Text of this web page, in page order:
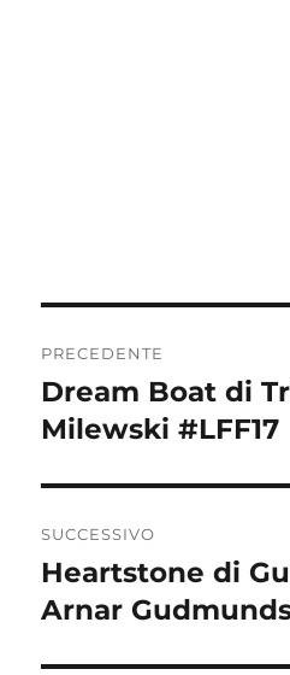
articoli
PRECEDENTE
Articolo
precedente:
Dream Boat di
Milewski #LFF17
SUCCESSIVO
Articolo
successivo:
Heartstone di
Arnar